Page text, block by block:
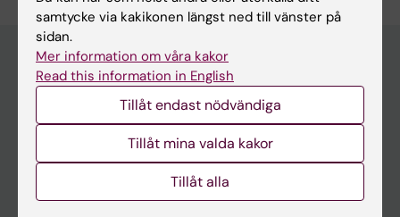
Huvudmeny
Utbildning
samtycke via kakikonen längst ned till vänster på
sidan.
Mer information om våra kakor
Read this information in English
Tillåt endast nödvändiga
Tillåt mina valda kakor
Tillåt alla